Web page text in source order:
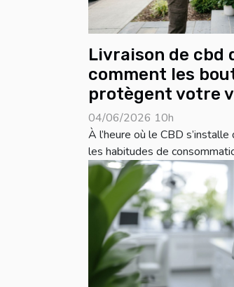
Livraison de cbd
comment les
protègent votre
04/06/2026 10h
À l’heure où le CBD
les habitudes de